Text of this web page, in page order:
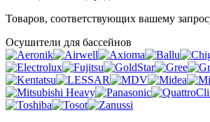
Товаров, соответствующих вашему
Осушители для бассейнов